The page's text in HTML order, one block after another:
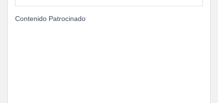
Contenido Patrocinado